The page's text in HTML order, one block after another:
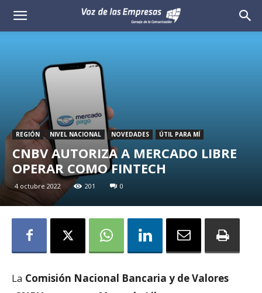
Voz
Empresas
REGIÓN NIVEL NACIONAL NOVEDADES ÚTIL PARA MÍ
CNBV AUTORIZA A MERCADO LIBRE
OPERAR COMO FINTECH
4 octubre 2022 201 0
La Comisión Nacional Bancaria y de Valores